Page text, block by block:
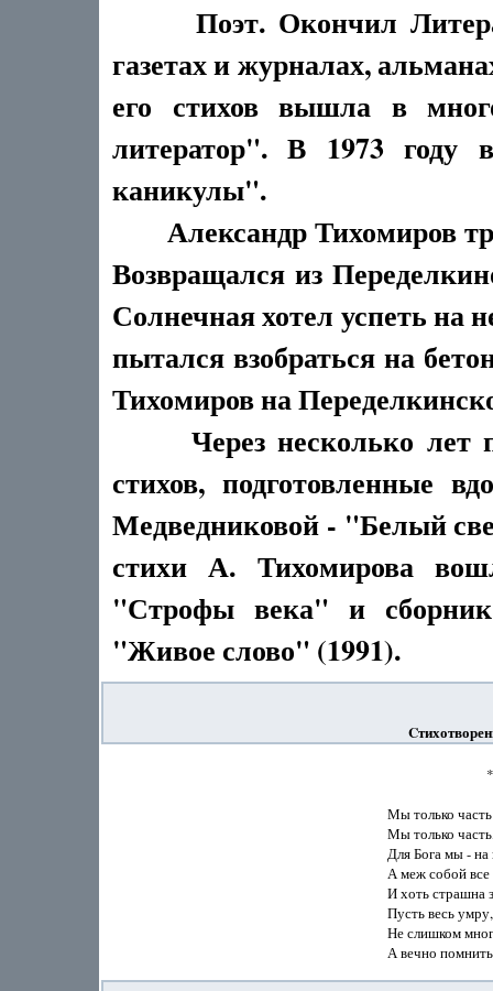
Поэт. Окончил
газетах и журналах,
его стихов вышла в
литератор". В 1973 году
каникулы".
Александр Тихомиров
Возвращался из
Солнечная хотел успеть
пытался взобраться на
Тихомиров на
Через несколько лет
стихов, подготовленные
Медведниковой - "Белый
стихи А. Тихомирова
"Строфы века" и
"Живое слово" (1991).
Мы только часть
Мы только
Для Бога мы - на
А меж собой
И хоть страшна
Пусть весь
Не слишком